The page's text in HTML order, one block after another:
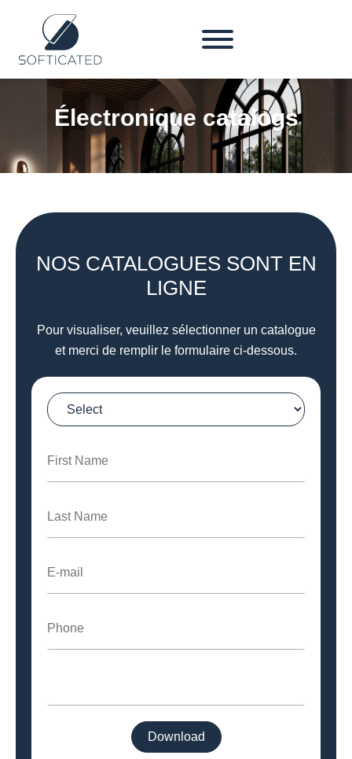
Électronique catalogs
NOS CATALOGUES SONT EN
LIGNE
Pour visualiser, veuillez sélectionner un catalogue
et merci de remplir le formulaire ci-dessous.